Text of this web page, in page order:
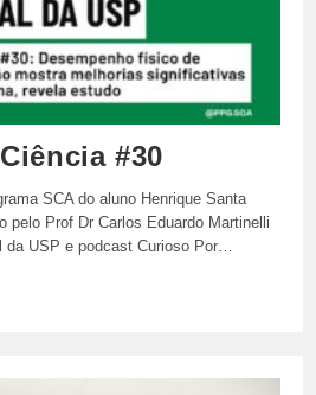
#30
SCA do aluno Henrique Santa
pelo Prof Dr Carlos Eduardo Martinelli
da USP e podcast Curioso Por…